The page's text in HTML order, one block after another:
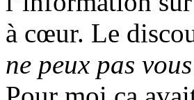
à cœur. Le
ne peux pas